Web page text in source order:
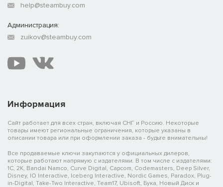
Информация
Сайт работает для всех стран, включая СНГ и Россию. Некоторые
товары имеют региональные ограничения, которые указаны в
описании товара или при оформлении заказа - будьте внимательны!
Все продаваемые ключи закупаются у официальных дилеров,
которые работают напрямую с издателями. В том числе с издателями:
1C, 2K, Bandai Namco, Curve Digital, Capcom, Codemasters, Deep Silver,
Disney, IO Interactive, Iceberg Interactive, Nordic Games, Paradox, Plug-
in-Digital, Take-Two Interactive, Team17, Ubisoft, Бука, Новый Диск и
help@steambuy.com
Администрация:
zuikov@steambuy.com